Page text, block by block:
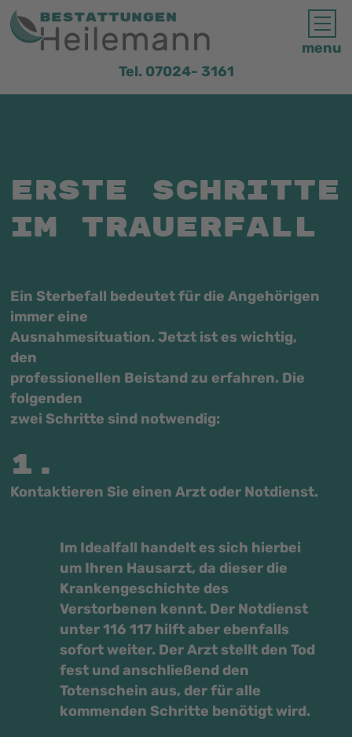
Tel. 07024- 3161
menu
Erste Schritte
im Trauerfall
Ein Sterbefall bedeutet für die Angehörigen
immer eine
Ausnahmesituation. Jetzt ist es wichtig,
den
professionellen Beistand zu erfahren. Die
folgenden
zwei Schritte sind notwendig:
1.
Kontaktieren Sie einen Arzt oder Notdienst.
Im Idealfall handelt es sich hierbei
um Ihren Hausarzt, da dieser die
Krankengeschichte des
Verstorbenen kennt. Der Notdienst
unter 116 117 hilft aber ebenfalls
sofort weiter. Der Arzt stellt den Tod
fest und anschließend den
Totenschein aus, der für alle
kommenden Schritte benötigt wird.